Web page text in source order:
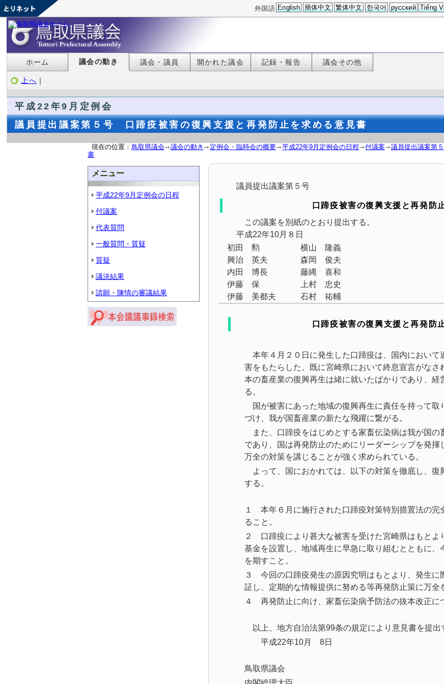
外国語 English 簡体中文 繁体中文 한국어 русский Tiếng
ホーム 議会の動き 議会・議員 開かれた議会 記録・報告 議会その他
上へ ｜
平成22年9月定例会
議員提出議案第５号 口蹄疫被害の復興支援と再発防止を求める意見書
現在の位置： 鳥取県議会 議会の動き 定例会・臨時会の概要 平成22年9月定例会の日程 付議案
議員提出議案第
書
メニュー
平成22年9月定例会の日程
付議案
代表質問
一般質問・質疑
質疑
議決結果
請願・陳情の審議結果
議員提出議案第５号
口蹄疫被害の復興支援と再発防
この議案を別紙のとおり提出する。
平成22年10月８日
初田 勲
横山 隆義
興治 英夫
森岡 俊夫
内田 博長
藤縄 喜和
伊藤 保
上村 忠史
伊藤 美都夫
石村 祐輔
口蹄疫被害の復興支援と再発防
本年４月２０日に発生した口蹄疫は、国内において
害をもたらした。既に宮崎県において終息宣言がな
本の畜産業の復興再生は緒に就いたばかりであり、
る。
国が被害にあった地域の復興再生に責任を持って取
づけ、我が国畜産業の新たな飛躍に繋がる。
また、口蹄疫をはじめとする家畜伝染病は我が国の
であり、国は再発防止のためにリーダーシップを発揮
万全の対策を講じることが強く求められている。
よって、国におかれては、以下の対策を徹底し、復
する。
１ 本年６月に施行された口蹄疫対策特別措置法の完
ること。
２ 口蹄疫により甚大な被害を受けた宮崎県はもとよ
基金を設置し、地域再生に早急に取り組むとともに
を期すこと。
３ 今回の口蹄疫発生の原因究明はもとより、発生に
証し、定期的な情報提供に努める等再発防止策に万全
４ 再発防止に向け、家畜伝染病予防法の抜本改正に
以上、地方自治法第99条の規定により意見書を提出
平成22年10月 8日
鳥取県議会